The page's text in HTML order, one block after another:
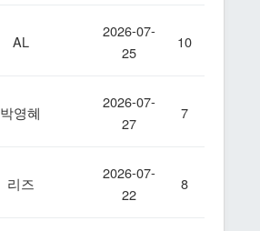
AL
2026-07-
25
10
박영혜
2026-07-
27
7
리즈
2026-07-
22
8